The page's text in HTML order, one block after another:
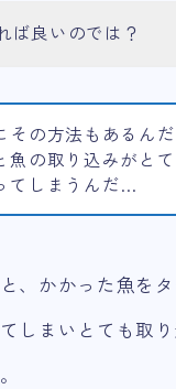
ば良いのでは？
その方法もあるん
魚の取り込みがと
てしまうんだ…
、かかった魚を
しまいとても取